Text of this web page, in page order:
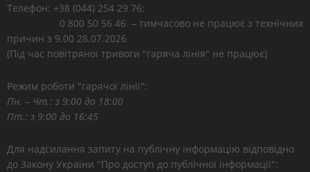
Телефон: +38 (044) 254 29 76;
0 800 50 56 46 – тимчасово не працює з технічних
причин з 9.00 28.07.2026
(Під час повітряної тривоги "гаряча лінія" не працює)
Режим роботи "гарячої лінії":
Пн. – Чт.: з 9:00 до 18:00
Пт.: з 9:00 до 16:45
Для надсилання запиту на публічну інформацію відповідно
до Закону України "Про доступ до публічної інформації":